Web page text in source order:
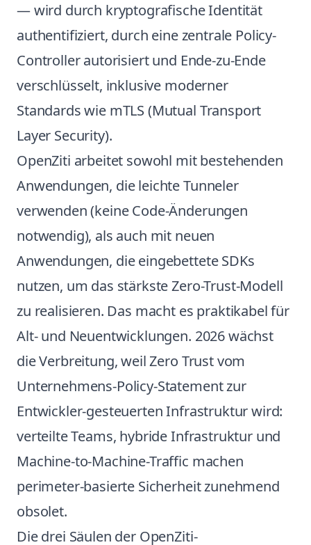
— wird durch kryptografische Identität
authentifiziert, durch eine zentrale Policy-
Controller autorisiert und Ende-zu-Ende
verschlüsselt, inklusive moderner
Standards wie mTLS (Mutual Transport
Layer Security).
OpenZiti arbeitet sowohl mit bestehenden
Anwendungen, die leichte Tunneler
verwenden (keine Code-Änderungen
notwendig), als auch mit neuen
Anwendungen, die eingebettete SDKs
nutzen, um das stärkste Zero-Trust-Modell
zu realisieren. Das macht es praktikabel für
Alt- und Neuentwicklungen. 2026 wächst
die Verbreitung, weil Zero Trust vom
Unternehmens-Policy-Statement zur
Entwickler-gesteuerten Infrastruktur wird:
verteilte Teams, hybride Infrastruktur und
Machine-to-Machine-Traffic machen
perimeter-basierte Sicherheit zunehmend
obsolet.
Die drei Säulen der OpenZiti-